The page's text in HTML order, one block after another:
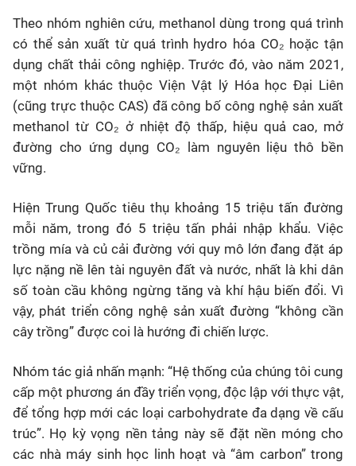
Theo nhóm nghiên cứu, methanol dùng trong quá trình
có thể sản xuất từ quá trình hydro hóa CO₂ hoặc tận
dụng chất thải công nghiệp. Trước đó, vào năm 2021,
một nhóm khác thuộc Viện Vật lý Hóa học Đại Liên
(cũng trực thuộc CAS) đã công bố công nghệ sản xuất
methanol từ CO₂ ở nhiệt độ thấp, hiệu quả cao, mở
đường cho ứng dụng CO₂ làm nguyên liệu thô bền
vững.
Hiện Trung Quốc tiêu thụ khoảng 15 triệu tấn đường
mỗi năm, trong đó 5 triệu tấn phải nhập khẩu. Việc
trồng mía và củ cải đường với quy mô lớn đang đặt áp
lực nặng nề lên tài nguyên đất và nước, nhất là khi dân
số toàn cầu không ngừng tăng và khí hậu biến đổi. Vì
vậy, phát triển công nghệ sản xuất đường “không cần
cây trồng” được coi là hướng đi chiến lược.
Nhóm tác giả nhấn mạnh: “Hệ thống của chúng tôi cung
cấp một phương án đầy triển vọng, độc lập với thực vật,
để tổng hợp mới các loại carbohydrate đa dạng về cấu
trúc”. Họ kỳ vọng nền tảng này sẽ đặt nền móng cho
các nhà máy sinh học linh hoạt và “âm carbon” trong